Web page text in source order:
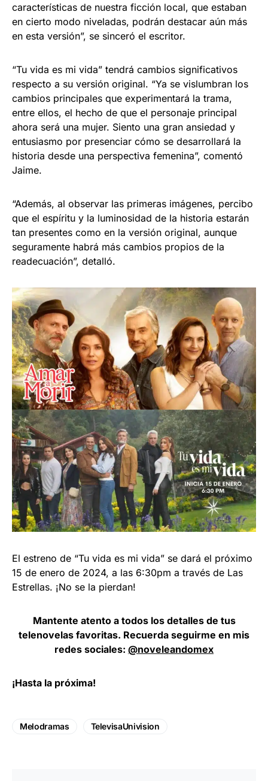
características de nuestra ficción local, que estaban
en cierto modo niveladas, podrán destacar aún más
en esta versión”, se sinceró el escritor.
“Tu vida es mi vida” tendrá cambios significativos
respecto a su versión original. “Ya se vislumbran los
cambios principales que experimentará la trama,
entre ellos, el hecho de que el personaje principal
ahora será una mujer. Siento una gran ansiedad y
entusiasmo por presenciar cómo se desarrollará la
historia desde una perspectiva femenina”, comentó
Jaime.
“Además, al observar las primeras imágenes, percibo
que el espíritu y la luminosidad de la historia estarán
tan presentes como en la versión original, aunque
seguramente habrá más cambios propios de la
readecuación”, detalló.
El estreno de “Tu vida es mi vida” se dará el próximo
15 de enero de 2024, a las 6:30pm a través de Las
Estrellas. ¡No se la pierdan!
Mantente atento a todos los detalles de tus
telenovelas favoritas. Recuerda seguirme en mis
redes sociales: @noveleandomex
¡Hasta la próxima!
Melodramas TelevisaUnivision